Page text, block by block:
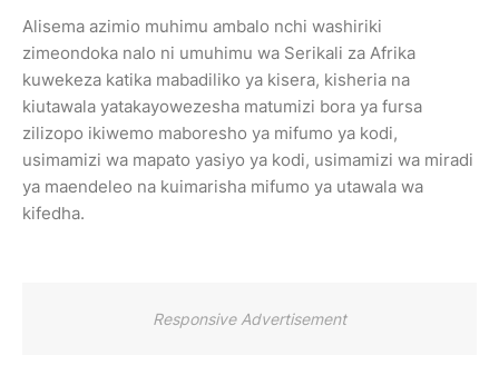
Alisema azimio muhimu ambalo nchi washiriki
zimeondoka nalo ni umuhimu wa Serikali za Afrika
kuwekeza katika mabadiliko ya kisera, kisheria na
kiutawala yatakayowezesha matumizi bora ya fursa
zilizopo ikiwemo maboresho ya mifumo ya kodi,
usimamizi wa mapato yasiyo ya kodi, usimamizi wa miradi
ya maendeleo na kuimarisha mifumo ya utawala wa
kifedha.
Responsive Advertisement